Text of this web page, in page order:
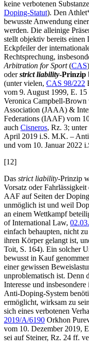
keine verbotenen
Doping-Statut). Den
bewusste Anwendung
werden. Die alleinige
stellt objektiv bereits einen
Eckpfeiler der
Rechtsprechung,
Arbitration for Sport(CAS
oderstrict liability-Prinzip
(unter vielen, CAS 98/222
vom 9. August 1999, E. 15
Veronica Campbell-Brown
Association (JAAA) &
Federations (IAAF) vom
auch Cisneros, Rz. 3;
April 2019 i.S. M.K. –
und vom 10. Januar 2022
[12]
Das strict liability-Prinzip
Vorsatz oder
AAF auf Seiten der
unmöglich ist und weil
an einem Wettkampf
of International Law,
einfach behaupten, nicht
ihren Körper gelangt ist,
Toit, S. 164). Ein solcher
bewusst in Kauf
einer gewissen
unproblematisch ist. Denn
Interesse und
Anti-Doping-System
ermöglicht, wirksam zu
sich eines verbotenen
2019/A/6190 Orkhon
vom 10. Dezember 2019,
sei auf Steiner, Rz. 24 ff.